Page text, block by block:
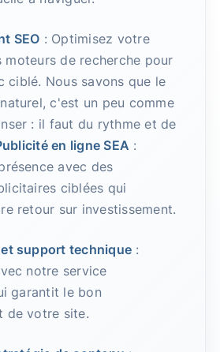
SEO : Optimisez votre
moteurs de recherche pour
ciblé. Nous savons que le
c'est un peu comme
: il faut du rythme et de
en ligne SEA :
avec des
ciblées qui
retour sur investissement.
support technique :
notre service
garantit le bon
de votre site.